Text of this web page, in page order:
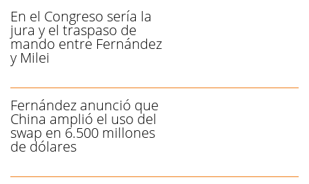
En el Congreso sería la
jura y el traspaso de
mando entre Fernández
y Milei
Fernández anunció que
China amplió el uso del
swap en 6.500 millones
de dólares